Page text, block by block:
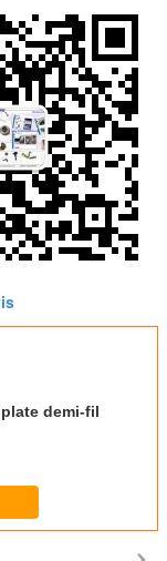
demi-fil